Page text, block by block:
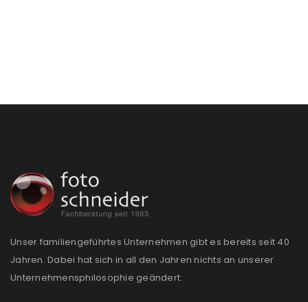
Unser familiengeführtes Unternehmen gibt es bereits seit 40
Jahren. Dabei hat sich in all den Jahren nichts an unserer
Unternehmensphilosophie geändert: